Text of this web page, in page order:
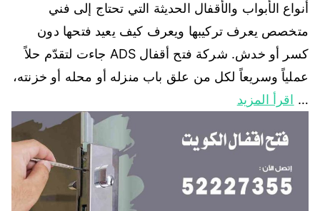
أنواع الأبواب والأقفال الحديثة التي تحتاج إلى فني
متخصص يعرف تركيبها ويعرف كيف يعيد فتحها دون
كسر أو خدش. شركة فتح أقفال ADS جاءت لتقدّم حلاً
عملياً وسريعاً لكل من علق باب منزله أو محله أو خزنته،
… اقرأ المزيد